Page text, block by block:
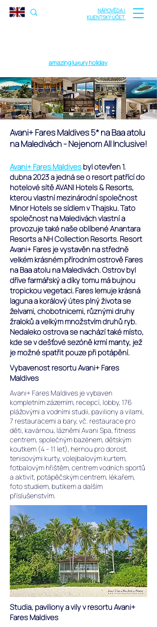
NÁPOVĚDA |
KLIENTSKÝ ÚČET
amazing luxury holiday
Avani+ Fares Maldives 5* na Baa atolu
na Maledivách - Nejenom All Inclusive!
Avani+ Fares Maldivesbyl otevřen 1.
dubna 2023 a jedná se o resort patřící do
hotelové sítě AVANI Hotels & Resorts,
kterou vlastní mezinárodní společnost
Minor Hotels se sídlem v Thajsku. Tato
společnost na Maledivách vlastní a
provozuje také naše oblíbené Anantara
Resorts a NH Collection Resorts. Resort
Avani+ Fares je vystavěn na středně
velkém krásném přírodním ostrově Fares
na Baa atolu na Maledivách. Ostrov byl
dříve farmářský a díky tomu má bujnou
tropickou vegetaci. Fares lemuje krásná
laguna a korálový útes plný života se
želvami, chobotnicemi, různými druhy
žraloků a velkým množstvím druhů ryb.
Nedaleko ostrova se nachází také místo,
kde se v dešťové sezóně krmí manty, jež
je možné spatřit pouze při potápění.
Vybavenost resortu Avani+ Fares
Maldives
Avani+ Fares Maldives je vybaven
kompletním zázemím, recepcí, lobby, 176
plážovými a vodními studii, paviliony a vilami,
7 restauracemi a bary, vč. restaurace pro
děti, kavárnou, lázněmi Avani Spa, fitness
centrem, společným bazénem, dětským
koutkem (4 - 11 let), hernou pro dorost,
tenisovými kurty, volejbalovým kurtem,
fotbalovým hřištěm, centrem vodních sportů
a aktivit, potápěčským centrem, lékařem,
foto studiem, butikem a dalším
příslušenstvím.
Studia, paviliony a vily v resortu Avani+
Fares Maldives